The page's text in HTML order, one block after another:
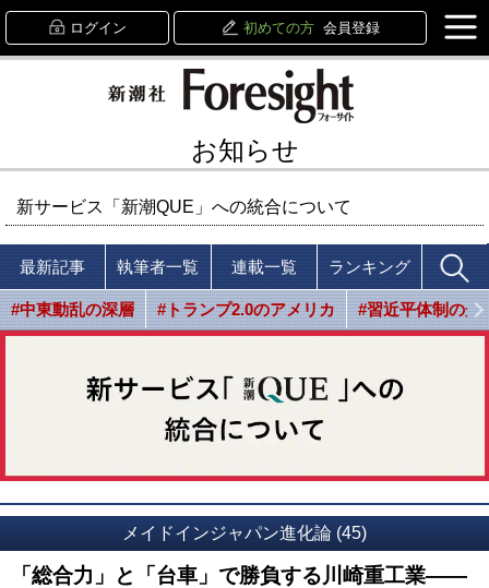
ログイン 初めての方 会員登録
お知らせ
新サービス「新潮QUE」への統合について
最新記事 執筆者一覧 連載一覧 ランキング
#中東動乱の深層 #トランプ2.0のアメリカ #習近平体制の光
メイドインジャパン進化論 (45)
「総合力」と「台車」で勝負する川崎重工業――